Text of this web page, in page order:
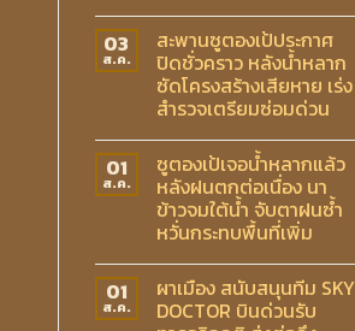
03
ส.ค.
สะพานซูตองเป้ประกาศ
ปิดชั่วคราว หลังน้ำหลาก
ซัดโครงสร้างเสียหาย เร่ง
สำรวจเตรียมซ่อมด่วน
01
ส.ค.
ซูตองเป้เจอน้ำหลากแล้ว
หลังฝนตกต่อเนื่อง นา
ข้าวจมใต้น้ำ จับตาฝนซ้ำ
หวั่นกระทบพื้นที่เพิ่ม
01
ส.ค.
ผาเมือง สนับสนุนทีม SKY
DOCTOR บินด่วนรับ